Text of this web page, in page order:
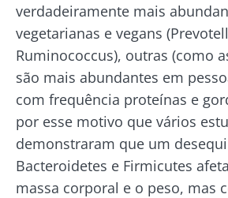
verdadeiramente mais
vegetarianas e vegans
Ruminococcus), outras (como
são mais abundantes em
com frequência proteínas e
por esse motivo que vários
demonstraram que um
Bacteroidetes e Firmicutes
massa corporal e o peso, mas